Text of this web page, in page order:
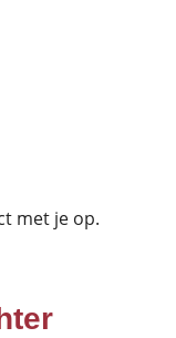
met je op.